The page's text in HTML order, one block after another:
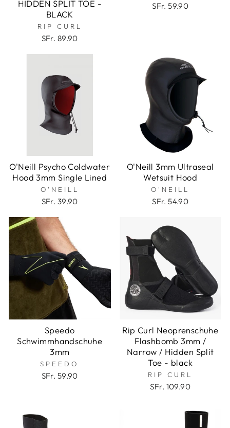
HIDDEN SPLIT TOE -
BLACK
RIP CURL
SFr. 89.90
SFr. 59.90
O'Neill Psycho Coldwater
Hood 3mm Single Lined
O'NEILL
SFr. 39.90
O'Neill 3mm Ultraseal
Wetsuit Hood
O'NEILL
SFr. 54.90
Speedo
Schwimmhandschuhe
3mm
SPEEDO
SFr. 59.90
Rip Curl Neoprenschuhe
Flashbomb 3mm /
Narrow / Hidden Split
Toe - black
RIP CURL
SFr. 109.90